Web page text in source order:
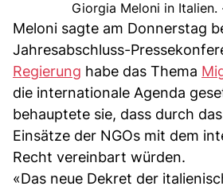
Giorgia Meloni in Italien.
Meloni sagte am Donnerstag
Jahresabschluss-
Regierung habe das Thema
die internationale Agenda
behauptete sie, dass durch
Einsätze der NGOs mit dem
Recht vereinbart würden.
«Das neue Dekret der